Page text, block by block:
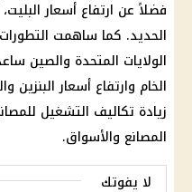
فضلاً عن ارتفاع أسعار
الحديد. كما ساهمت التطورات
الولايات المتحدة والصين
الخام وارتفاع أسعار البنزين
زيادة تكاليف التشغيل
المصانع والأسواق.
لا يفوتك